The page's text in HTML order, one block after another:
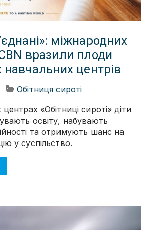
міжнародних
вразили плоди
навчальних центрів
Обітниця сироті
«Обітниці сироті» діти
освіту, набувають
та отримують шанс на
у суспільство.